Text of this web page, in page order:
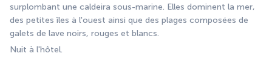
surplombant une caldeira sous-marine. Elles dominent la mer,
des petites îles à l'ouest ainsi que des plages composées de
galets de lave noirs, rouges et blancs.
Nuit à l'hôtel.